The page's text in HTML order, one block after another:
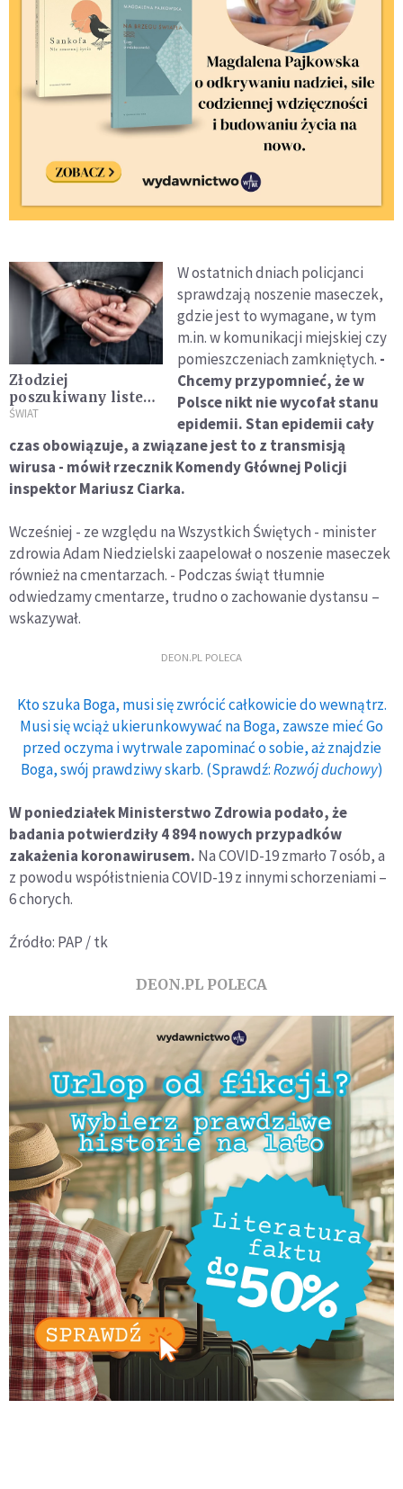
Złodziej
poszukiwany listem
gończym
w ręce policji
ŚWIAT
W ostatnich dniach policjanci
sprawdzają noszenie maseczek,
gdzie jest to wymagane, w tym
m.in. w komunikacji miejskiej czy
pomieszczeniach zamkniętych. -
Chcemy przypomnieć, że w
Polsce nikt nie wycofał stanu
epidemii. Stan epidemii cały
czas obowiązuje, a związane jest to z transmisją
wirusa - mówił rzecznik Komendy Głównej Policji
inspektor Mariusz Ciarka.
Wcześniej - ze względu na Wszystkich Świętych - minister
zdrowia Adam Niedzielski zaapelował o noszenie maseczek
również na cmentarzach. - Podczas świąt tłumnie
odwiedzamy cmentarze, trudno o zachowanie dystansu –
wskazywał.
DEON.PL POLECA
Kto szuka Boga, musi się zwrócić całkowicie do wewnątrz.
Musi się wciąż ukierunkowywać na Boga, zawsze mieć Go
przed oczyma i wytrwale zapominać o sobie, aż znajdzie
Boga, swój prawdziwy skarb. (Sprawdź:Rozwój duchowy)
W poniedziałek Ministerstwo Zdrowia podało, że
badania potwierdziły 4 894 nowych przypadków
zakażenia koronawirusem. Na COVID-19 zmarło 7 osób, a
z powodu współistnienia COVID-19 z innymi schorzeniami –
6 chorych.
Źródło: PAP / tk
DEON.PL POLECA